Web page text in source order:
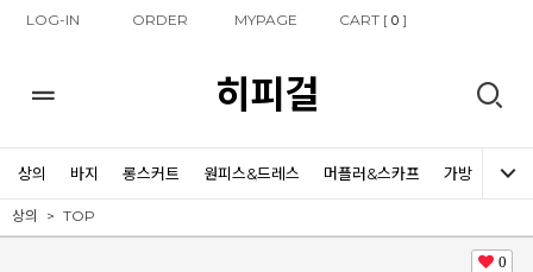
LOG-IN ORDER MYPAGE CART [0 ]
히피걸
상의 바지 롱스커트 원피스&드레스 머플러&스카프 가방 신발
상의 TOP
0